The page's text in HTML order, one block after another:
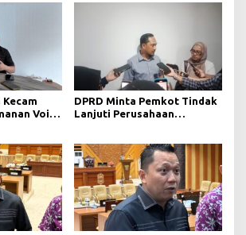
Kecam
Void
DPRD Minta Pemkot Tindak
Lanjuti Perusahaan